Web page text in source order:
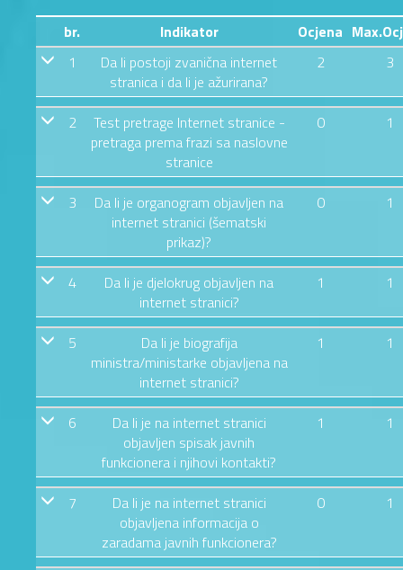
br. Indikator Ocjena
1
Da li postoji zvanična internet
stranica i da li je ažurirana?
2 3
2
Test pretrage Internet stranice -
pretraga prema frazi sa naslovne
stranice
0 1
3
Da li je organogram objavljen na
internet stranici (šematski
prikaz)?
0 1
4
Da li je djelokrug objavljen na
internet stranici?
1 1
5
Da li je biografija
ministra/ministarke objavljena na
internet stranici?
1 1
6
Da li je na internet stranici
objavljen spisak javnih
funkcionera i njihovi kontakti?
1 1
7
Da li je na internet stranici
objavljena informacija o
zaradama javnih funkcionera?
0 1